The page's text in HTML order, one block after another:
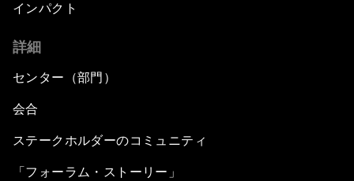
インパクト
詳細
センター（部門）
会合
ステークホルダーのコミュニティ
「フォーラム・ストーリー」